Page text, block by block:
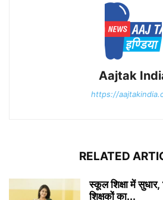
Aajtak
https://
RELATED
स्कूल शिक्षा में
शिक्षकों का...